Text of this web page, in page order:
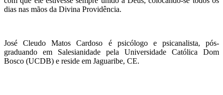
dias nas mãos da Divina Providência.
José Cleudo Matos Cardoso é psicólogo e psicanalista, pós-
graduando em Salesianidade pela Universidade Católica Dom
Bosco (UCDB) e reside em Jaguaribe, CE.